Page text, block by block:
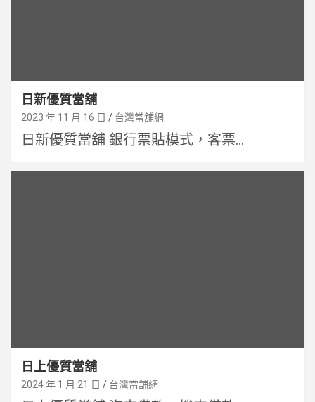
日新優質當舖
2023 年 11 月 16 日 台灣當舖網
日新優質當舖 銀行票貼模式，客票...
日上優質當舖
2024 年 1 月 21 日 台灣當舖網